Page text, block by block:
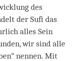
des
der Sufi das
alles Sein
wir sind alle
nennen. Mit